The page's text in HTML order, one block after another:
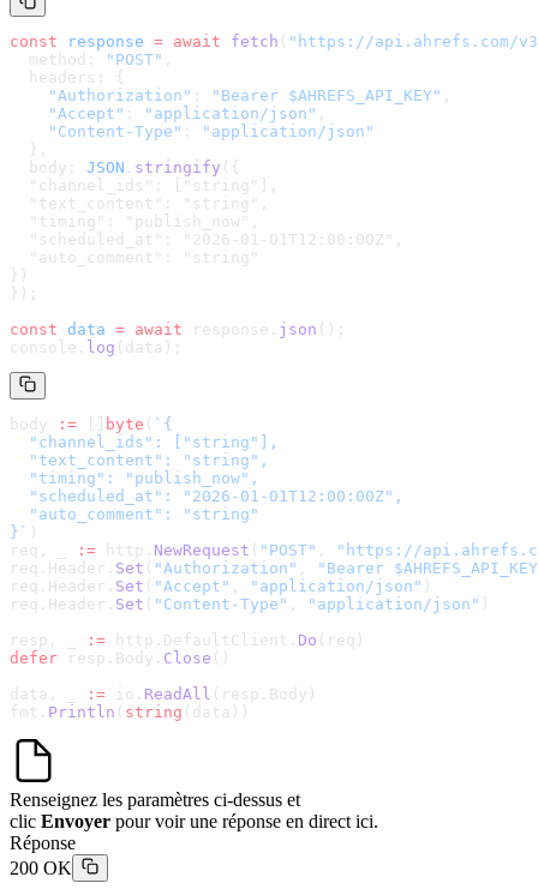
const response = await fetch ( " https://api.ahrefs.com/
  method:
"POST" ,
  headers: {
    "Authorization"
: "Bearer $AHREFS_API_KEY" ,
    "Accept"
: "application/json" ,
    "Content-Type"
:
"application/json"
  },
  body:
JSON . stringify ( {
  "channel_ids": ["string"],
  "text_content": "string",
  "timing": "publish_now",
  "scheduled_at": "2026-01-01T12:00:00Z",
  "auto_comment": "string"
} )
});
const data = await response. json ();
console. log (data);
body := byte ( ` {
  "channel_ids": ["string"],
  "text_content": "string",
  "timing": "publish_now",
  "scheduled_at": "2026-01-01T12:00:00Z",
  "auto_comment": "string"
} ` )
req, _
:= http. NewRequest ( "POST" , " https://
req.Header. Set ( "Authorization" ,
"Bearer
req.Header. Set ( "Accept" , "application/json" )
req.Header. Set ( "Content-Type" , "application/json" )
resp, _
:= http.DefaultClient. Do (req)
defer resp.Body. Close ()
data, _
:= io. ReadAll (resp.Body)
fmt. Println ( string (data))
Renseignez les paramètres ci-dessus et
clic Envoyer pour voir une réponse en direct ici.
Réponse
200 OK